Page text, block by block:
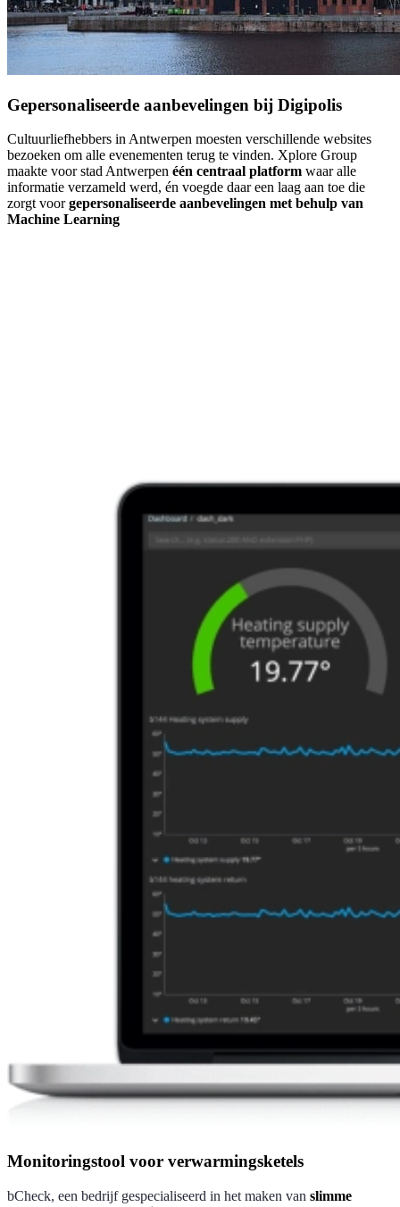
Gepersonaliseerde aanbevelingen bij Digipolis
Cultuurliefhebbers in Antwerpen moesten verschillende websites
bezoeken om alle evenementen terug te vinden. Xplore Group
maakte voor stad Antwerpen één centraal platform waar alle
informatie verzameld werd, én voegde daar een laag aan toe die
zorgt voorgepersonaliseerde aanbevelingen met behulp van
Machine Learning
Monitoringstool voor verwarmingsketels
bCheck, een bedrijf gespecialiseerd in het maken van slimme